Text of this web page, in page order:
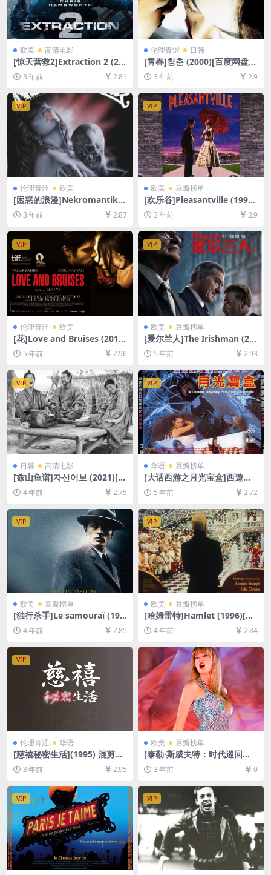
欧美 高清电影
[惊天营救2]Extraction 2 (20
23)[百度网盘+迅雷云盘资源1
080P超清未删减][MP4/7GB]
3 年前 2.81
伦理青涩 日韩
[青春]청춘 (2000)[百度网盘
+夸克网盘DVD原盘高清未删
减资源][网盘在线播放/下载]
件+防和谐加密压缩包]
3 年前 2.9
VIP
伦理青涩 欧美
[困惑的浪漫]Nekromantik
(1988)[百度网盘+夸克网盘10
80P超清未删减资源][网盘在
线播放/下载][MP4/4.5GB][中
文字幕]
3 年前 2.87
VIP
欧美 豆瓣榜单
[欢乐谷]Pleasantville (1998)
[百度网盘+夸克网盘1080P超
清未删减资源][网盘在线播放/
下载][MP4/7.7GB][中文字幕]
3 年前 2.9
VIP
伦理青涩 欧美
[花]Love and Bruises (2011)
[百度网盘+迅雷云盘资源1080
P超清未删减][MP4/6.1GB][中
文字幕]【视频文件+防和谐压
缩包（含解压密码）】
5 年前 2.96
VIP
欧美 豆瓣榜单
[爱尔兰人]The Irishman (20
19)完整版[百度网盘+夸克网盘
+迅雷云盘资源1080P超清未
删减][MP4/12GB][中英字幕]
5 年前 2.93
VIP
日韩 高清电影
[兹山鱼谱]자산어보 (2021)[百
度网盘+迅雷云盘资源1080P
超清未删减][MP4/5.3GB][韩
4 年前 2.75
VIP
华语 豆瓣榜单
[大话西游之月光宝盒]西遊記
第壹佰零壹回之月光寶盒 (199
5)[百度网盘+迅雷云盘资源10
[中英字幕]
5 年前 2.72
VIP
欧美 豆瓣榜单
[独行杀手]Le samouraï (196
7)[百度网盘+迅雷云盘资源10
80P超清未删减][MP4/6.8GB]
[中文字幕]
4 年前 2.85
VIP
欧美 豆瓣榜单
[哈姆雷特]Hamlet (1996)[百
度网盘+迅雷云盘资源1080P
超清未删减][MP4/15GB][中
文字幕]
4 年前 2.84
VIP
伦理青涩 华语
[慈禧秘密生活](1995) 混剪版
+蓝光版[百度网盘+夸克网盘1
080P超清未删减资源][网盘在
线播放/下载][MP4/8.3GB/5.6
GB][粤语中字]
3 年前 2.95
欧美 豆瓣榜单
[泰勒·斯威夫特：时代巡回演
唱会]Taylor Swift: The Eras
Tour (2023)[百度网盘+夸克网
盘1080P超清未删减资源][网
盘在线播放/下载][MP4/12G
B][中英字幕]
3 年前 0
VIP VIP